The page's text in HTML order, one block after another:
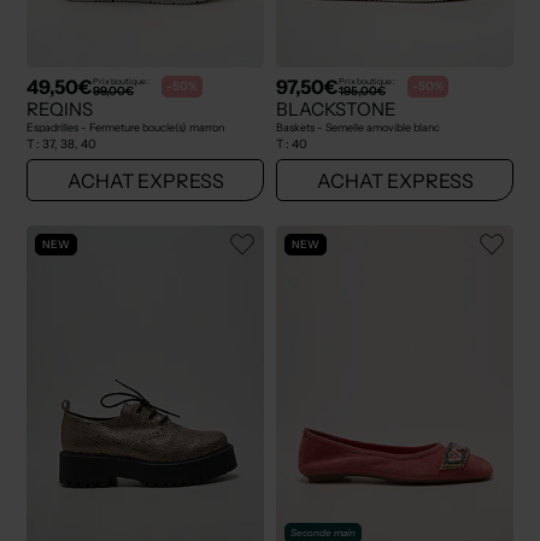
49,50€Prix boutique :
99,00€ -50%
REQINS
Espadrilles - Fermeture boucle(s) marron
T : 37, 38, 40
ACHAT EXPRESS
97,50€Prix boutique :
195,00€ -50%
BLACKSTONE
Baskets - Semelle amovible blanc
T : 40
ACHAT EXPRESS
NEW NEW
Seconde main